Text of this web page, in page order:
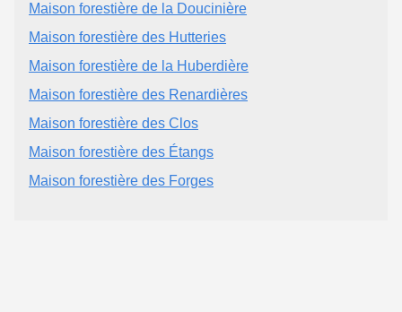
Maison forestière de la Doucinière
Maison forestière des Hutteries
Maison forestière de la Huberdière
Maison forestière des Renardières
Maison forestière des Clos
Maison forestière des Étangs
Maison forestière des Forges